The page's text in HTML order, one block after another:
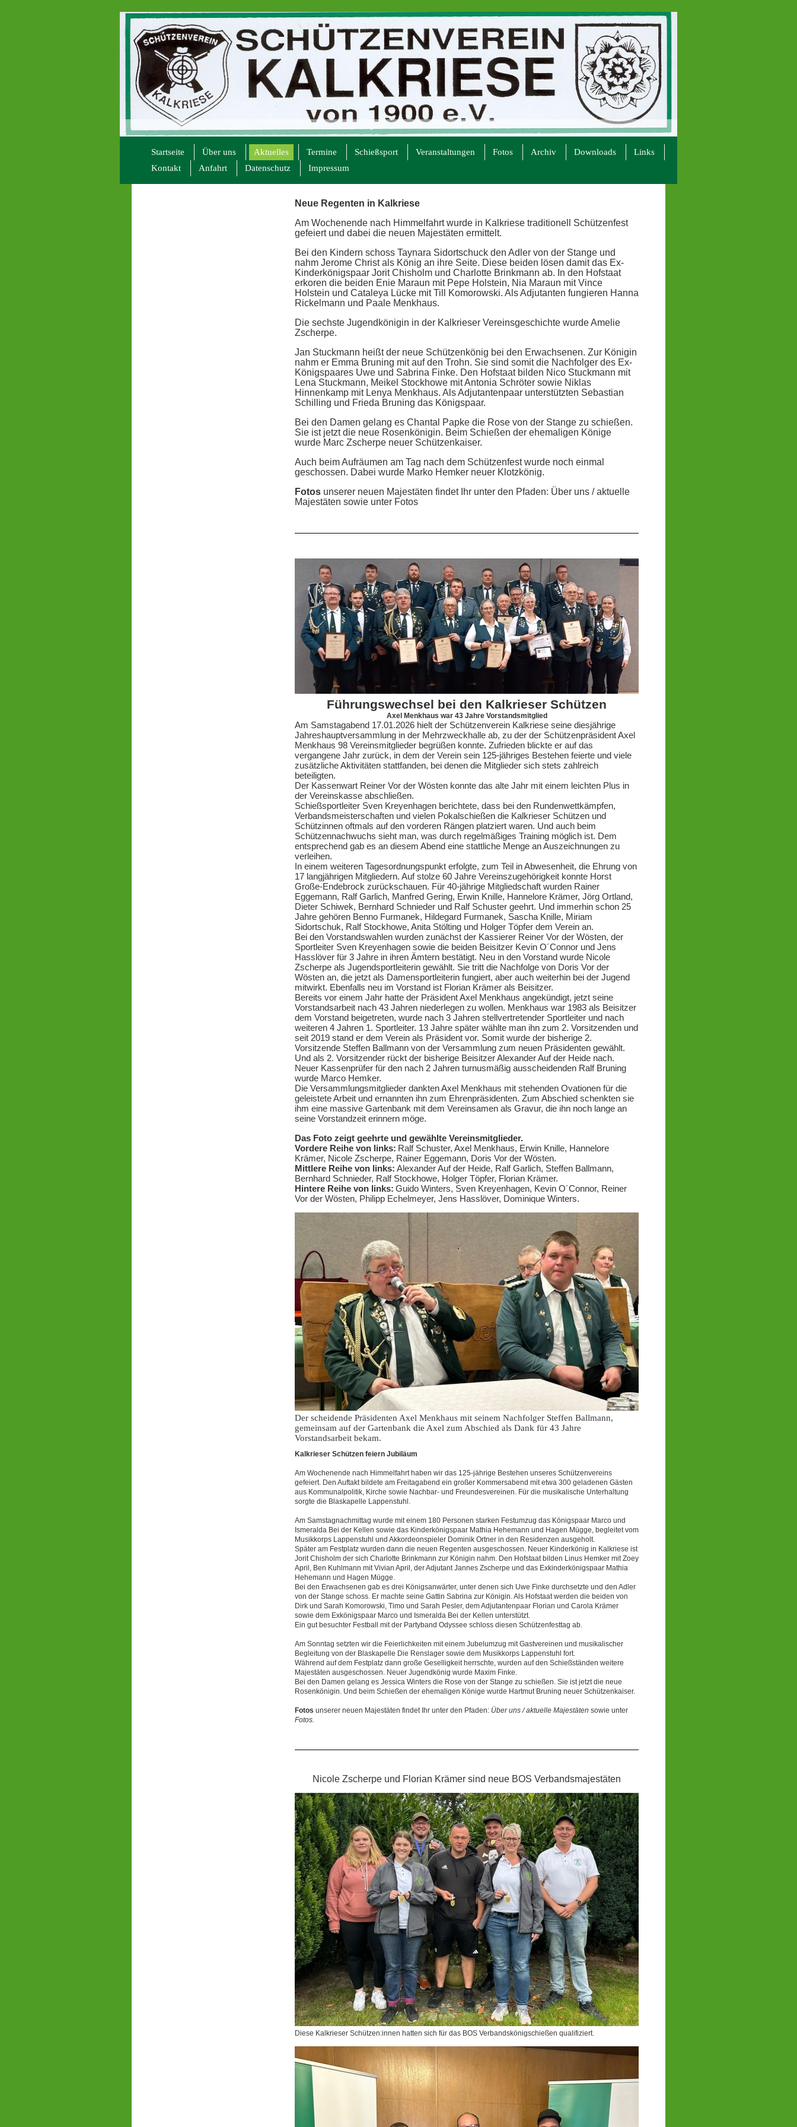
Startseite Über uns Aktuelles Termine Schießsport Veranstaltungen Fotos Archiv Downloads
Links
Kontakt
Anfahrt Datenschutz Impressum
Neue Regenten in Kalkriese
Am Wochenende nach Himmelfahrt wurde in Kalkriese traditionell Schützenfest
gefeiert und dabei die neuen Majestäten ermittelt.
Bei den Kindern schoss Taynara Sidortschuck den Adler von der Stange und
nahm Jerome Christ als König an ihre Seite. Diese beiden lösen damit das Ex-
Kinderkönigspaar Jorit Chisholm und Charlotte Brinkmann ab. In den Hofstaat
erkoren die beiden Enie Maraun mit Pepe Holstein, Nia Maraun mit Vince
Holstein und Cataleya Lücke mit Till Komorowski. Als Adjutanten fungieren Hanna
Rickelmann und Paale Menkhaus.
Die sechste Jugendkönigin in der Kalkrieser Vereinsgeschichte wurde Amelie
Zscherpe.
Jan Stuckmann heißt der neue Schützenkönig bei den Erwachsenen. Zur Königin
nahm er Emma Bruning mit auf den Trohn. Sie sind somit die Nachfolger des Ex-
Königspaares Uwe und Sabrina Finke. Den Hofstaat bilden Nico Stuckmann mit
Lena Stuckmann, Meikel Stockhowe mit Antonia Schröter sowie Niklas
Hinnenkamp mit Lenya Menkhaus. Als Adjutantenpaar unterstützten Sebastian
Schilling und Frieda Bruning das Königspaar.
Bei den Damen gelang es Chantal Papke die Rose von der Stange zu schießen.
Sie ist jetzt die neue Rosenkönigin. Beim Schießen der ehemaligen Könige
wurde Marc Zscherpe neuer Schützenkaiser.
Auch beim Aufräumen am Tag nach dem Schützenfest wurde noch einmal
geschossen. Dabei wurde Marko Hemker neuer Klotzkönig.
Fotos unserer neuen Majestäten findet Ihr unter den Pfaden: Über uns / aktuelle
Majestäten sowie unter Fotos
Führungswechsel bei den Kalkrieser Schützen
Axel Menkhaus war 43 Jahre Vorstandsmitglied
Am Samstagabend 17.01.2026 hielt der Schützenverein Kalkriese seine diesjährige
Jahreshauptversammlung in der Mehrzweckhalle ab, zu der der Schützenpräsident Axel
Menkhaus 98 Vereinsmitglieder begrüßen konnte. Zufrieden blickte er auf das
vergangene Jahr zurück, in dem der Verein sein 125-jähriges Bestehen feierte und viele
zusätzliche Aktivitäten stattfanden, bei denen die Mitglieder sich stets zahlreich
beteiligten.
Der Kassenwart Reiner Vor der Wösten konnte das alte Jahr mit einem leichten Plus in
der Vereinskasse abschließen.
Schießsportleiter Sven Kreyenhagen berichtete, dass bei den Rundenwettkämpfen,
Verbandsmeisterschaften und vielen Pokalschießen die Kalkrieser Schützen und
Schützinnen oftmals auf den vorderen Rängen platziert waren. Und auch beim
Schützennachwuchs sieht man, was durch regelmäßiges Training möglich ist. Dem
entsprechend gab es an diesem Abend eine stattliche Menge an Auszeichnungen zu
verleihen.
In einem weiteren Tagesordnungspunkt erfolgte, zum Teil in Abwesenheit, die Ehrung von
17 langjährigen Mitgliedern. Auf stolze 60 Jahre Vereinszugehörigkeit konnte Horst
Große-Endebrock zurückschauen. Für 40-jährige Mitgliedschaft wurden Rainer
Eggemann, Ralf Garlich, Manfred Gering, Erwin Knille, Hannelore Krämer, Jörg Ortland,
Dieter Schiwek, Bernhard Schnieder und Ralf Schuster geehrt. Und immerhin schon 25
Jahre gehören Benno Furmanek, Hildegard Furmanek, Sascha Knille, Miriam
Sidortschuk, Ralf Stockhowe, Anita Stölting und Holger Töpfer dem Verein an.
Bei den Vorstandswahlen wurden zunächst der Kassierer Reiner Vor der Wösten, der
Sportleiter Sven Kreyenhagen sowie die beiden Beisitzer Kevin O´Connor und Jens
Hasslöver für 3 Jahre in ihren Ämtern bestätigt. Neu in den Vorstand wurde Nicole
Zscherpe als Jugendsportleiterin gewählt. Sie tritt die Nachfolge von Doris Vor der
Wösten an, die jetzt als Damensportleiterin fungiert, aber auch weiterhin bei der Jugend
mitwirkt. Ebenfalls neu im Vorstand ist Florian Krämer als Beisitzer.
Bereits vor einem Jahr hatte der Präsident Axel Menkhaus angekündigt, jetzt seine
Vorstandsarbeit nach 43 Jahren niederlegen zu wollen. Menkhaus war 1983 als Beisitzer
dem Vorstand beigetreten, wurde nach 3 Jahren stellvertretender Sportleiter und nach
weiteren 4 Jahren 1. Sportleiter. 13 Jahre später wählte man ihn zum 2. Vorsitzenden und
seit 2019 stand er dem Verein als Präsident vor. Somit wurde der bisherige 2.
Vorsitzende Steffen Ballmann von der Versammlung zum neuen Präsidenten gewählt.
Und als 2. Vorsitzender rückt der bisherige Beisitzer Alexander Auf der Heide nach.
Neuer Kassenprüfer für den nach 2 Jahren turnusmäßig ausscheidenden Ralf Bruning
wurde Marco Hemker.
Die Versammlungsmitglieder dankten Axel Menkhaus mit stehenden Ovationen für die
geleistete Arbeit und ernannten ihn zum Ehrenpräsidenten. Zum Abschied schenkten sie
ihm eine massive Gartenbank mit dem Vereinsamen als Gravur, die ihn noch lange an
seine Vorstandzeit erinnern möge.
Das Foto zeigt geehrte und gewählte Vereinsmitglieder.
Vordere Reihe von links: Ralf Schuster, Axel Menkhaus, Erwin Knille, Hannelore
Krämer, Nicole Zscherpe, Rainer Eggemann, Doris Vor der Wösten.
Mittlere Reihe von links: Alexander Auf der Heide, Ralf Garlich, Steffen Ballmann,
Bernhard Schnieder, Ralf Stockhowe, Holger Töpfer, Florian Krämer.
Hintere Reihe von links: Guido Winters, Sven Kreyenhagen, Kevin O´Connor, Reiner
Vor der Wösten, Philipp Echelmeyer, Jens Hasslöver, Dominique Winters.
Der scheidende Präsidenten Axel Menkhaus mit seinem Nachfolger Steffen Ballmann,
gemeinsam auf der Gartenbank die Axel zum Abschied als Dank für 43 Jahre
Vorstandsarbeit bekam.
Kalkrieser Schützen feiern Jubiläum
Am Wochenende nach Himmelfahrt haben wir das 125-jährige Bestehen unseres Schützenvereins
gefeiert. Den Auftakt bildete am Freitagabend ein großer Kommersabend mit etwa 300 geladenen Gästen
aus Kommunalpolitik, Kirche sowie Nachbar- und Freundesvereinen. Für die musikalische Unterhaltung
sorgte die Blaskapelle Lappenstuhl.
Am Samstagnachmittag wurde mit einem 180 Personen starken Festumzug das Königspaar Marco und
Ismeralda Bei der Kellen sowie das Kinderkönigspaar Mathia Hehemann und Hagen Mügge, begleitet vom
Musikkorps Lappenstuhl und Akkordeonspieler Dominik Ortner in den Residenzen ausgeholt.
Später am Festplatz wurden dann die neuen Regenten ausgeschossen. Neuer Kinderkönig in Kalkriese ist
Jorit Chisholm der sich Charlotte Brinkmann zur Königin nahm. Den Hofstaat bilden Linus Hemker mit Zoey
April, Ben Kuhlmann mit Vivian April, der Adjutant Jannes Zscherpe und das Exkinderkönigspaar Mathia
Hehemann und Hagen Mügge.
Bei den Erwachsenen gab es drei Königsanwärter, unter denen sich Uwe Finke durchsetzte und den Adler
von der Stange schoss. Er machte seine Gattin Sabrina zur Königin. Als Hofstaat werden die beiden von
Dirk und Sarah Komorowski, Timo und Sarah Pesler, dem Adjutantenpaar Florian und Carola Krämer
sowie dem Exkönigspaar Marco und Ismeralda Bei der Kellen unterstützt.
Ein gut besuchter Festball mit der Partyband Odyssee schloss diesen Schützenfesttag ab.
Am Sonntag setzten wir die Feierlichkeiten mit einem Jubelumzug mit Gastvereinen und musikalischer
Begleitung von der Blaskapelle Die Renslager sowie dem Musikkorps Lappenstuhl fort.
Während auf dem Festplatz dann große Geselligkeit herrschte, wurden auf den Schießständen weitere
Majestäten ausgeschossen. Neuer Jugendkönig wurde Maxim Finke.
Bei den Damen gelang es Jessica Winters die Rose von der Stange zu schießen. Sie ist jetzt die neue
Rosenkönigin. Und beim Schießen der ehemaligen Könige wurde Hartmut Bruning neuer Schützenkaiser.
Fotos unserer neuen Majestäten findet Ihr unter den Pfaden: Über uns / aktuelle Majestäten sowie unter
Fotos.
Nicole Zscherpe und Florian Krämer sind neue BOS Verbandsmajestäten
Diese Kalkrieser Schützen:innen hatten sich für das BOS Verbandskönigschießen qualifiziert.